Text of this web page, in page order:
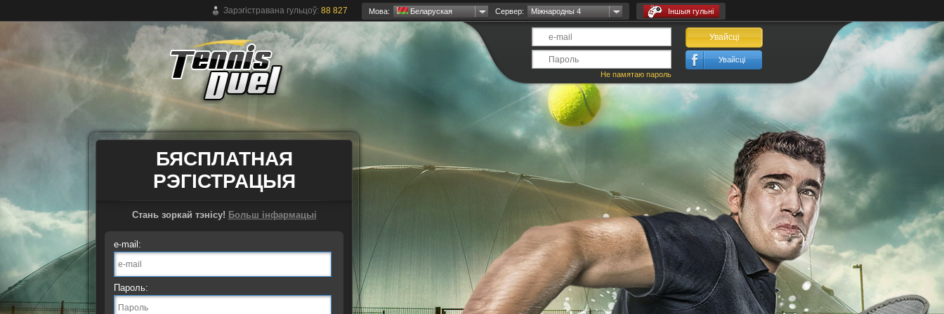
Зарэгістравана гульцоў: 88 827 Мова: Беларуская Сервер: Міжнародны 4 Іншыя гульні
Не памятаю пароль
Увайсці
Увайсці
БЯСПЛАТНАЯ
РЭГІСТРАЦЫЯ
Стань зоркай тэнісу! Больш інфармацыі
e-mail:
Пароль: